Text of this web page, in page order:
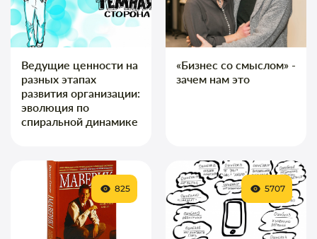
Ведущие ценности на
разных этапах
развития организации:
эволюция по
спиральной динамике
«Бизнес со смыслом» -
зачем нам это
825 5707